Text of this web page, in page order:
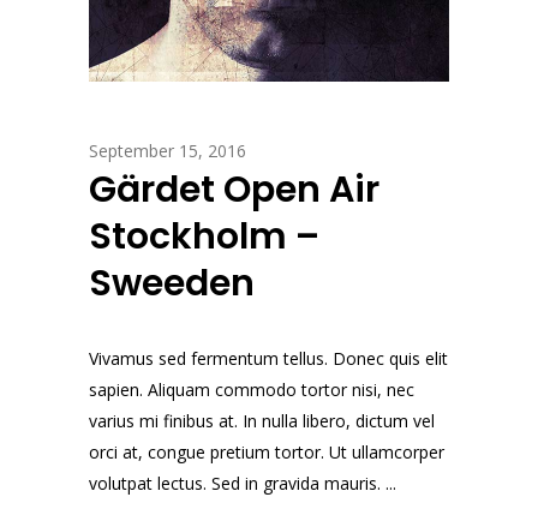
September 15, 2016
Gärdet Open Air
Stockholm –
Sweeden
Vivamus sed fermentum tellus. Donec quis elit
sapien. Aliquam commodo tortor nisi, nec
varius mi finibus at. In nulla libero, dictum vel
orci at, congue pretium tortor. Ut ullamcorper
volutpat lectus. Sed in gravida mauris. ...